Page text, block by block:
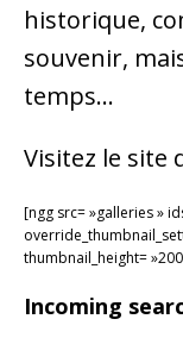
historique,
souvenir,
temps…
Visitez le site
[ngg src= »galleries »
thumbnail_height=
Incoming